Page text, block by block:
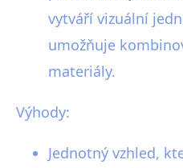
vytváří vizuální
umožňuje
materiály.
Výhody:
Jednotný vzhled,